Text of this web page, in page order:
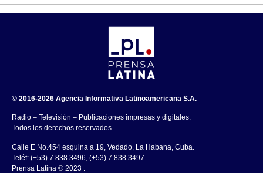
© 2016-2026 Agencia Informativa Latinoamericana S.A.
Radio – Televisión – Publicaciones impresas y digitales.
Todos los derechos reservados.
Calle E No.454 esquina a 19, Vedado, La Habana, Cuba.
Teléf: (+53) 7 838 3496, (+53) 7 838 3497
Prensa Latina © 2023 .